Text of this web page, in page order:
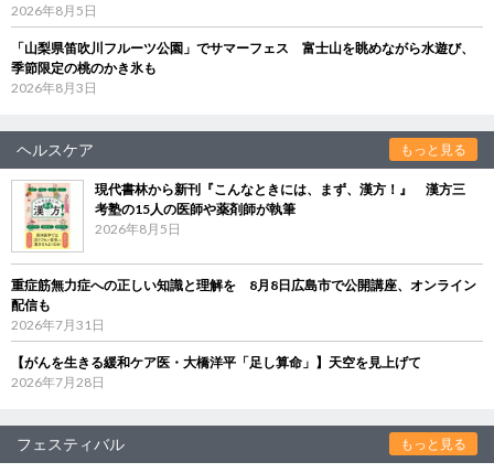
2026年8月5日
「山梨県笛吹川フルーツ公園」でサマーフェス 富士山を眺めながら水遊び、
季節限定の桃のかき氷も
2026年8月3日
ヘルスケア もっと見る
現代書林から新刊『こんなときには、まず、漢方！』 漢方三
考塾の15人の医師や薬剤師が執筆
2026年8月5日
重症筋無力症への正しい知識と理解を 8月8日広島市で公開講座、オンライン
配信も
2026年7月31日
【がんを生きる緩和ケア医・大橋洋平「足し算命」】天空を見上げて
2026年7月28日
フェスティバル もっと見る